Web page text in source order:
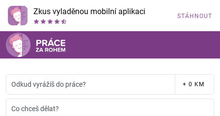
Zkus vyladěnou mobilní aplikaci STÁHNOUT
Odkud vyrážíš do práce? + 0 KM
Co chceš dělat?